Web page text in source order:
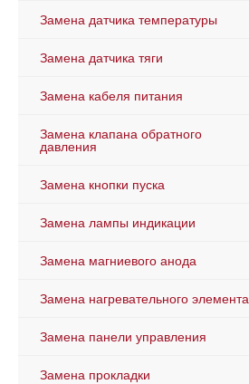
Замена датчика температуры
Замена датчика тяги
Замена кабеля питания
Замена клапана обратного
давления
Замена кнопки пуска
Замена лампы индикации
Замена магниевого анода
Замена нагревательного элемента
Замена панели управления
Замена прокладки